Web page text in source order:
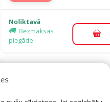
Noliktavā
Bezmaksas
piegāde